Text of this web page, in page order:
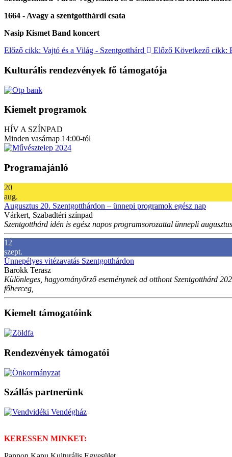
1664 - Avagy a szentgotthárdi csata
Nasip Kismet Band koncert
Előző cikk: Vajtó és a Világ - Szentgotthárd
Előző Következő cikk:
Kulturális rendezvények fő támogatója
Kiemelt programok
HÍV A SZÍNPAD
Minden vasárnap 14:00-tól
Programajánló
20
aug.
Augusztus 20. Szentgotthárdon – ünnepi programok egész nap
Várkert, Szabadtéri színpad
Szentgotthárd idén is egész napos programsorozattal ünnepli
12
szept.
Ünnepélyes vitézavatás Szentgotthárdon
Barokk Terasz
Különleges, hagyományőrző eseménynek ad otthont Szentgotthárd
főherceg,
Kiemelt támogatóink
Rendezvények támogatói
Szállás partnerünk
KERESSEN MINKET: